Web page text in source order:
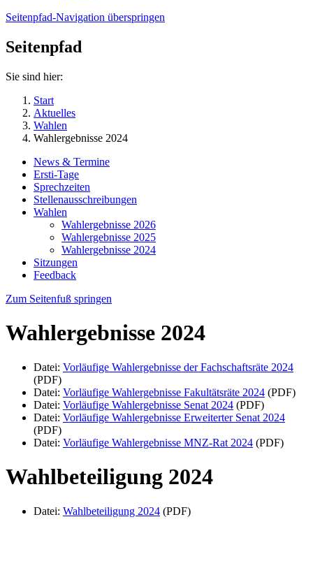
Seitenpfad-Navigation überspringen
Seitenpfad
Sie sind hier:
Start
Aktuelles
Wahlen
Wahlergebnisse 2024
News & Termine
Ersti-Tage
Sprechzeiten
Stellenausschreibungen
Wahlen
Wahlergebnisse 2026
Wahlergebnisse 2025
Wahlergebnisse 2024
Sitzungen
Feedback
Zum Seitenfuß springen
Wahlergebnisse 2024
Datei: Vorläufige Wahlergebnisse der Fachschaftsräte 2024
(PDF)
Datei: Vorläufige Wahlergebnisse Fakultätsräte 2024 (PDF)
Datei: Vorläufige Wahlergebnisse Senat 2024 (PDF)
Datei: Vorläufige Wahlergebnisse Erweiterter Senat 2024
(PDF)
Datei: Vorläufige Wahlergebnisse MNZ-Rat 2024 (PDF)
Wahlbeteiligung 2024
Datei: Wahlbeteiligung 2024 (PDF)